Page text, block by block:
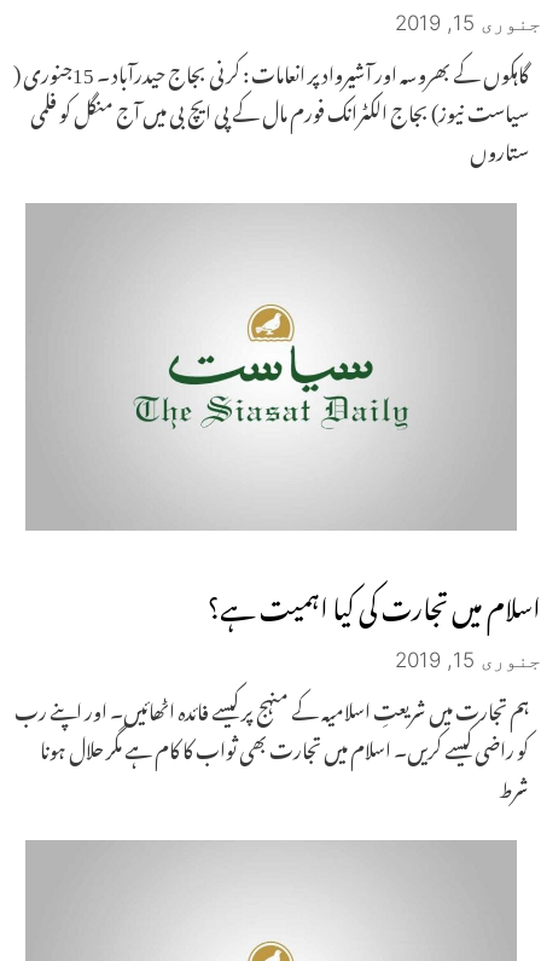
جنوری 15, 2019
گاہکوں کے بھروسہ اور آشیرواد پر انعامات : کرنی بجاج حیدرآباد ۔ 15جنوری (
سیاست نیوز) بجاج الکٹرانک فورم مال کے پی ایچ بی میں آج منگل کو فلمی
ستاروں
اسلام میں تجارت کی کیا اہمیت ہے؟
جنوری 15, 2019
ہم تجارت میں شریعتِ اسلامیہ کے منہج پر کیسے فائدہ اٹھائیں۔ اور اپنے رب
کو راضی کیسے کریں۔ اسلام میں تجارت بھی ثواب کا کام ہے مگر حلال ہونا
شرط